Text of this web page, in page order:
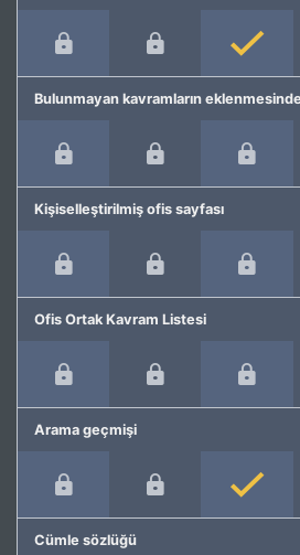
Bulunmayan kavramların
Kişiselleştirilmiş ofis sayfası
Ofis Ortak Kavram Listesi
Arama geçmişi
Cümle sözlüğü